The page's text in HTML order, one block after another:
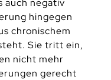
auch negativ
hingegen
chronischem
Sie tritt ein,
nicht mehr
gerecht